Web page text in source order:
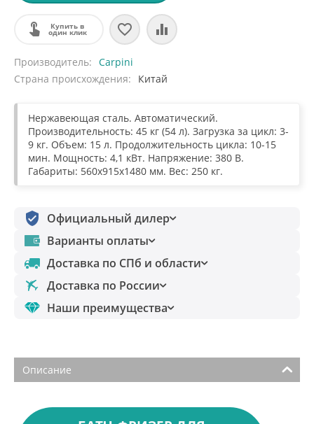
Купить в
один клик
Производитель
Carpini
Страна происхождения
Китай
Нержавеющая сталь. Автоматический.
Производительность: 45 кг (54 л). Загрузка за цикл: 3-
9 кг. Объем: 15 л. Продолжительность цикла: 10-15
мин. Мощность: 4,1 кВт. Напряжение: 380 В.
Габариты: 560x915x1480 мм. Вес: 250 кг.
Официальный дилер
Варианты оплаты
Доставка по СПб и области
Доставка по России
Наши преимущества
Описание